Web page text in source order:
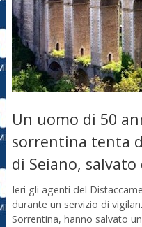
Un uomo di 50
sorrentina tenta
di Seiano,
Ieri gli agenti del
durante un servizio di
Sorrentina, hanno salvato